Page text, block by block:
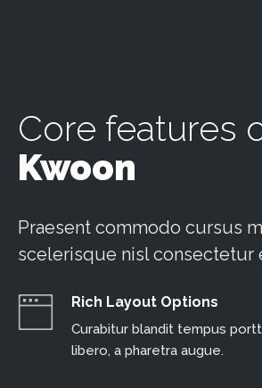
Core features
Kwoon
Praesent commodo cursus
scelerisque nisl consectetur
Rich Layout Options
Curabitur blandit tempus
libero, a pharetra augue.